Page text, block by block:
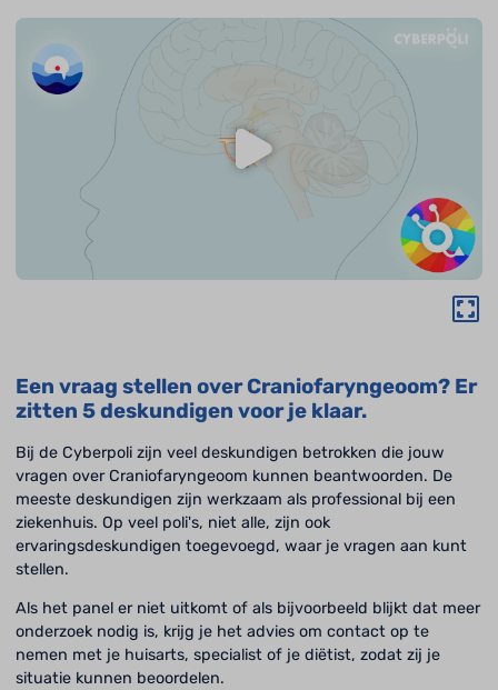
Een vraag stellen over Craniofaryngeoom? Er
zitten 5 deskundigen voor je klaar.
Bij de Cyberpoli zijn veel deskundigen betrokken die jouw
vragen over Craniofaryngeoom kunnen beantwoorden. De
meeste deskundigen zijn werkzaam als professional bij een
ziekenhuis. Op veel poli's, niet alle, zijn ook
ervaringsdeskundigen toegevoegd, waar je vragen aan kunt
stellen.
Als het panel er niet uitkomt of als bijvoorbeeld blijkt dat meer
onderzoek nodig is, krijg je het advies om contact op te
nemen met je huisarts, specialist of je diëtist, zodat zij je
situatie kunnen beoordelen.